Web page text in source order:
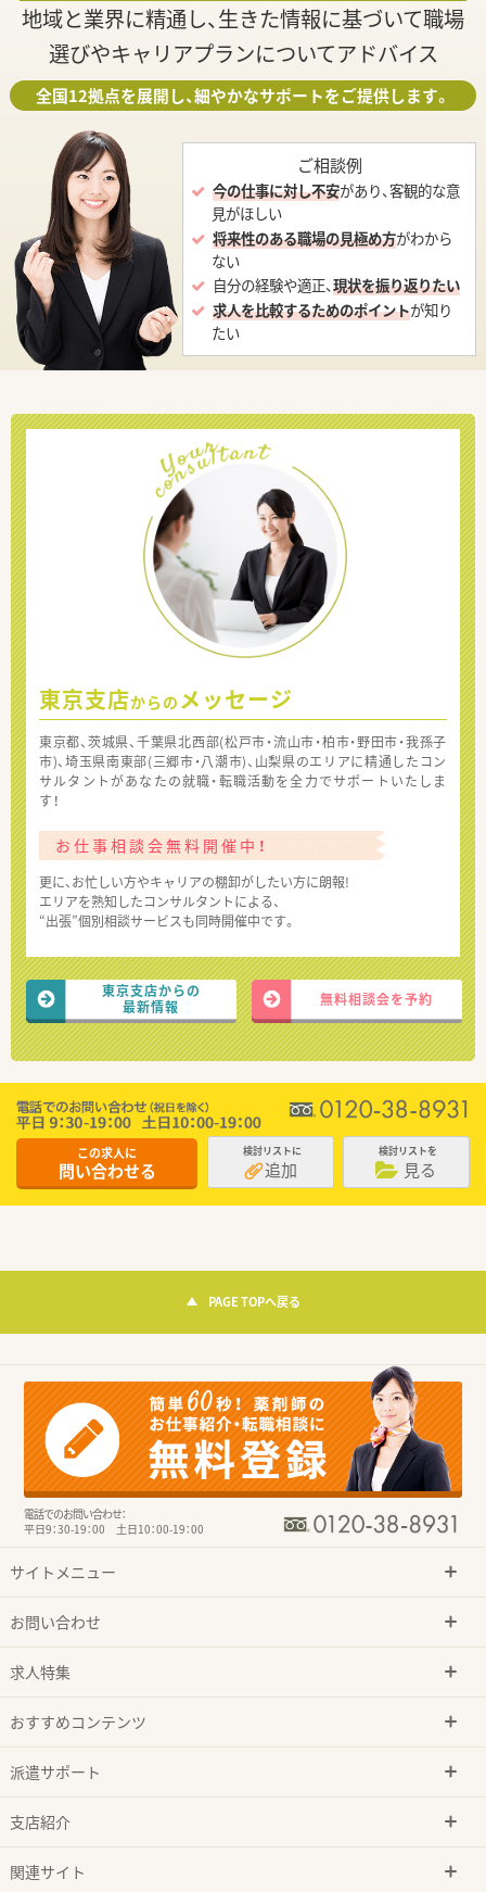
地域と業界に精通し、生きた情報に基づいて職場
選びやキャリアプランについてアドバイス
全国12拠点を展開し、細やかなサポートをご提供します。
ご相談例
今の仕事に対し不安があり、客観的な意
見がほしい
将来性のある職場の見極め方がわから
ない
自分の経験や適正、現状を振り返りたい
求人を比較するためのポイントが知り
たい
東京支店からの メッセージ
東京都、茨城県、千葉県北西部(松戸市・流山市・柏市・野田市・我孫子
市)、埼玉県南東部(三郷市・八潮市)、山梨県のエリアに精通したコン
サルタントがあなたの就職・転職活動を全力でサポートいたしま
す！
お仕事相談会無料開催中！
更に、お忙しい方やキャリアの棚卸がしたい方に朗報!
エリアを熟知したコンサルタントによる、
“出張”個別相談サービスも同時開催中です。
東京支店からの
最新情報
無料相談会を予約
この求人に
問い合わせる
検討リストに
追加
検討リストを
見る
PAGE TOPへ戻る
電話でのお問い合わせ：
平日9：30-19：00 土日10：00-19：00
サイトメニュー
お問い合わせ
求人特集
おすすめコンテンツ
派遣サポート
支店紹介
関連サイト